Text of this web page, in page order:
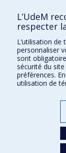
Comment
BESOIN D'AIDE?
Plan du site
Signaler une erreur
Accessibilité
FACULTÉ DES
Nos départements et
L’UdeM
respecter
L’utilisation
personnaliser
sont
sécurité du
préférences.
utilisation de